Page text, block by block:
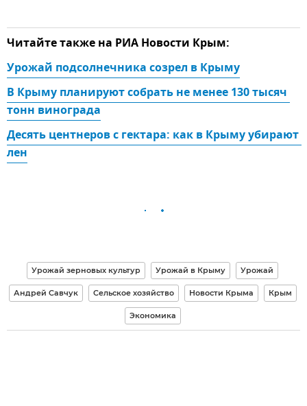
Читайте также на РИА Новости Крым:
Урожай подсолнечника созрел в Крыму
В Крыму планируют собрать не менее 130 тысяч
тонн винограда
Десять центнеров с гектара: как в Крыму убирают
лен
Урожай зерновых культур Урожай в Крыму Урожай
Андрей Савчук Сельское хозяйство Новости Крыма Крым
Экономика